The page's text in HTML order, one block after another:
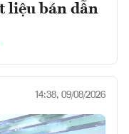
liệu bán dẫn
14:38, 09/08/2026